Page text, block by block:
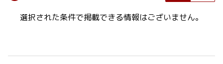
選択された条件で掲載できる情報はございません。